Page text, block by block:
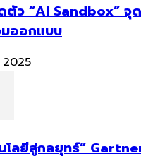
ตัว “AI Sandbox” จุ
ออกแบบ
นโลยีสู่กลยุทธ์”